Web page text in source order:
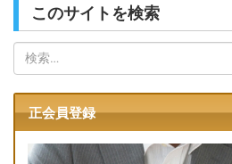
このサイトを検索
索:
正会員登録